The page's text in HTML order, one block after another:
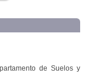
de Suelos y